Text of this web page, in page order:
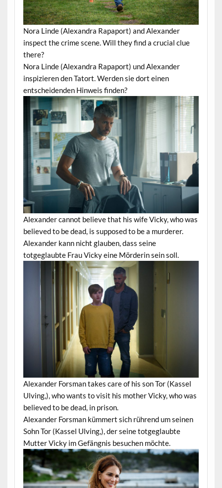
Nora Linde (Alexandra Rapaport) and Alexander
inspect the crime scene. Will they find a crucial clue
there?
Nora Linde (Alexandra Rapaport) und Alexander
inspizieren den Tatort. Werden sie dort einen
entscheidenden Hinweis finden?
Alexander cannot believe that his wife Vicky, who was
believed to be dead, is supposed to be a murderer.
Alexander kann nicht glauben, dass seine
totgeglaubte Frau Vicky eine Mörderin sein soll.
Alexander Forsman takes care of his son Tor (Kassel
Ulving,), who wants to visit his mother Vicky, who was
believed to be dead, in prison.
Alexander Forsman kümmert sich rührend um seinen
Sohn Tor (Kassel Ulving,), der seine totgeglaubte
Mutter Vicky im Gefängnis besuchen möchte.